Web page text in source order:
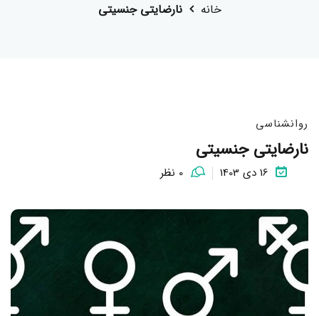
خانه نارضایتی جنسیتی
روانشناسی
نارضایتی جنسیتی
16 دی 1403 0 نظر